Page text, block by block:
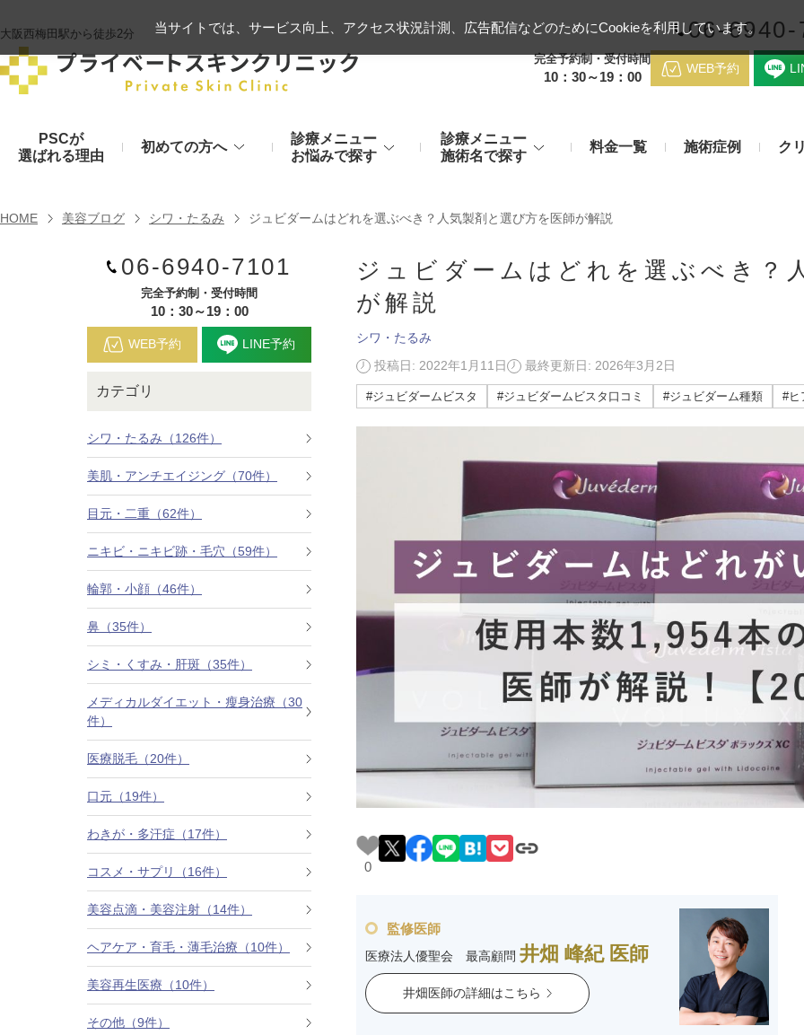
大阪西梅田駅から徒歩2分 06-6940-
完全予約制・受付時間
10：30～19：00
WEB予約
PSCが
選ばれる理由
初めての方へ
施術の流れ
初診時のお持物
お支払いについて
診療メニュー
お悩みで探す
顔のお悩み
シワ・たるみ
ヒアルロン酸やハイフ、糸リフトなど
目元・二重
埋没法から切開法まで
輪郭・小顔
切らない施術や顔に傷が残りにくい施術など
理想のフェイスラインに
肌のお悩み
美肌・アンチエイジング
医療の力で美肌へ
シミ・くすみ・肝斑
レーザーや光治療など豊富な施術で治療
ニキビ・ニキビ跡・毛穴
ニキビ跡・毛穴の悩みを改善
美容再生医療
お肌の若返りを目指す再生医療
メディカルダイエット・痩身治
療
切らない施術もご用意
医療脱毛
医師による肌診断でマシンを使い分け
ヘアケア・育毛・薄毛治療
内服治療や頭皮注射など
豊胸・バスト
経験豊富な形成外科出身医師による丁寧な施術
デリケートなお悩みもお気軽にご相談ください
耳
ピアスの穴あけもお任せください
診療メニュー
施術名で探す
ヒアルロン酸リフト デンシティ
モフィウス8 マッサージピール（コラーゲンピール） テスリ
アンカーX
ボトックス注射（シワ）
スネコス注射 バッカルファット除去術（頬脂肪除去術） ショッ
スキンボトックス（マイクロボトックス）
涙袋ヒアルロン酸注射 二重埋
切らない眼瞼下垂（埋没法）手術 下瞼脂
グラマラスライン形成（タレ目形成） 上瞼脂肪除去 目頭切
目尻切開法 下眼瞼たるみ取り
上眼瞼たるみ取り 眼瞼下垂
ヒアルロン酸注射（鼻） 切らない・糸だけでつくる美鼻整形！ 鼻プロ
小鼻縮小整形術（鼻翼縮小術） 鼻尖形成
切らない小鼻縮小術 切らない鼻尖形成術 だんご鼻
カベリン（カベルライン・Kabelline） 脂肪吸引注射
こめかみのヒアルロン酸注射
チンセラプラス（Cincelar+） エラボトックス注射
ボトックス注射（ガミースマイル・口角アッ
プ）
Cカールリップ スマイル
人中短縮ボトックス Vシェイ
料金一覧 施術症例 ク
医師紹介
オンライン診
よくあるご質問
HOME 美容ブログ シワ・たるみ ジュビダームはどれを選ぶべき？人気製剤と選び方を医師が解説
06-6940-7101
完全予約制・受付時間
10：30～19：00
WEB予約 LINE予約
カテゴリ
シワ・たるみ（126件）
美肌・アンチエイジング（70件）
目元・二重（62件）
ニキビ・ニキビ跡・毛穴（59件）
輪郭・小顔（46件）
鼻（35件）
シミ・くすみ・肝斑（35件）
メディカルダイエット・瘦身治療（30
件）
医療脱毛（20件）
口元（19件）
わきが・多汗症（17件）
コスメ・サプリ（16件）
美容点滴・美容注射（14件）
ヘアケア・育毛・薄毛治療（10件）
美容再生医療（10件）
その他（9件）
ジュビダームはどれを選ぶべき？
が解説
シワ・たるみ
投稿日: 2022年1月11日
最終更新日: 2026年3月2日
#ジュビダームビスタ #ジュビダームビスタ口コミ #ジュビダーム種類 #ヒ
0
監修医師
医療法人優聖会 最高顧問 井畑 峰紀 医師
井畑医師の詳細はこちら
当サイトでは、サービス向上、アクセス状況計測、広告配信などのためにCookieを利用しています。